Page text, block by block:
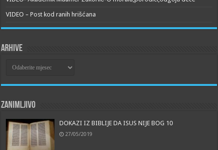
VIDEO – Post kod ranih hrišćana
Arhive
Zanimljivo
DOKAZI IZ BIBLIJE DA ISUS NIJE BOG 10
27/05/2019